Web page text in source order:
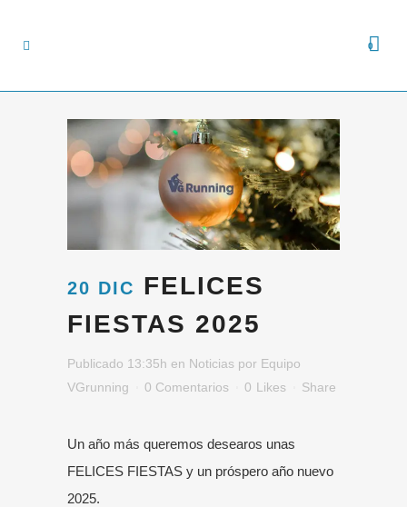
0
20 DIC FELICES
FIESTAS 2025
Publicado 13:35h en Noticias por Equipo
VGrunning
0 Comentarios 0 Likes Share
Un año más queremos desearos unas
FELICES FIESTAS y un próspero año nuevo
2025.